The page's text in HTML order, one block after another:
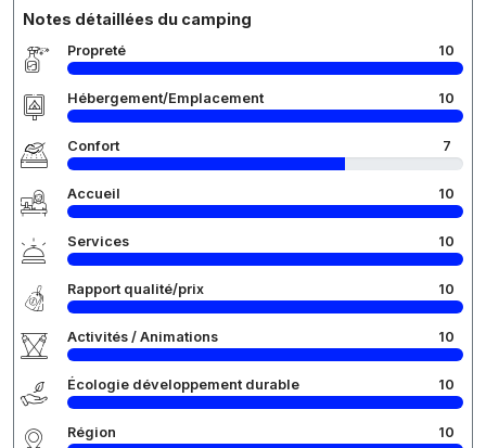
Notes détaillées du camping
Propreté 10
Hébergement/Emplacement 10
Confort 7
Accueil 10
Services 10
Rapport qualité/prix 10
Activités / Animations 10
Écologie développement durable 10
Région 10